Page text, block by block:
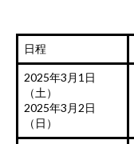
日程
2025年3月1日
（土）
2025年3月2日
（日）